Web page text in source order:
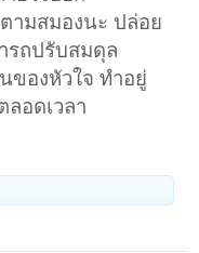
ามสมองนะ ปล่อย
รถปรับสมดุล
ของหัวใจ ทำอยู่
อดเวลา